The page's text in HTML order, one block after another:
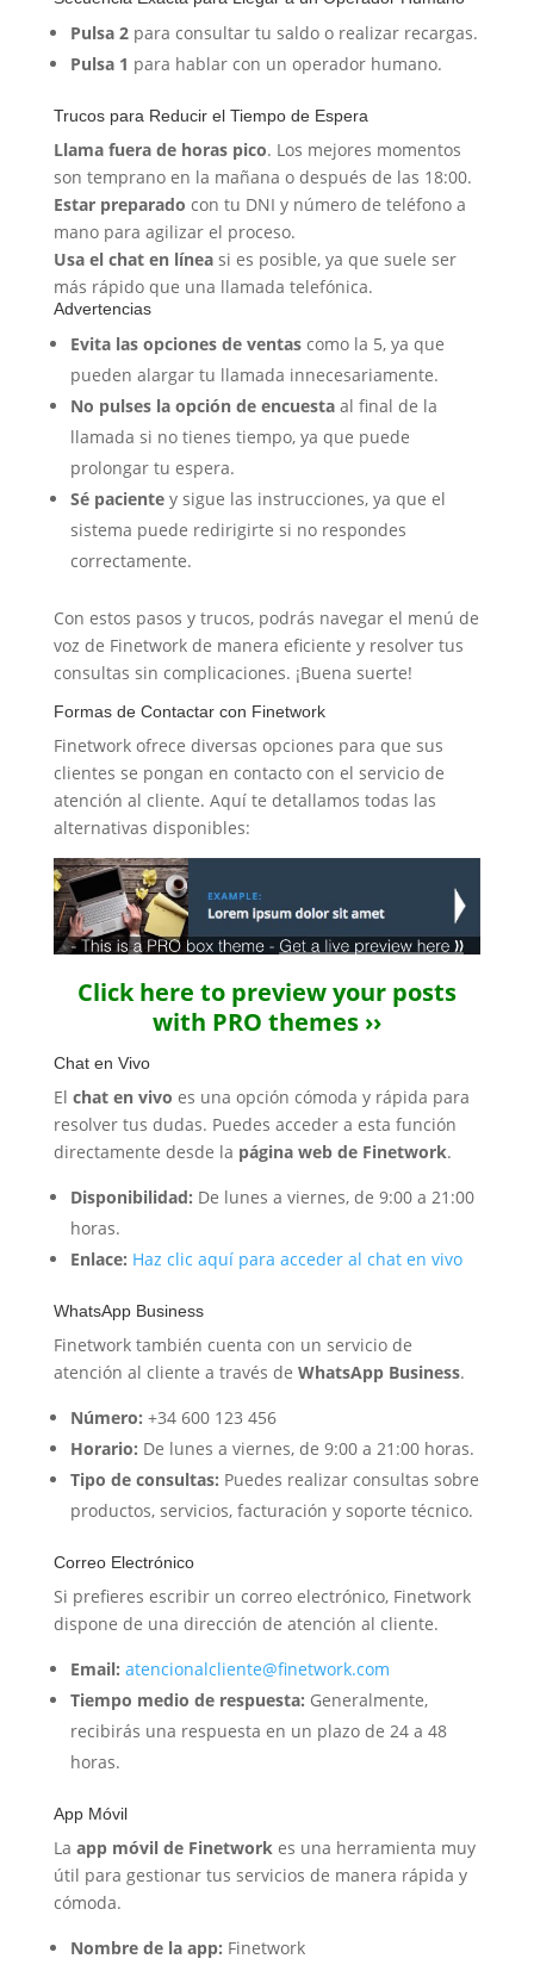
Pulsa 2para consultar tu saldo o realizar recargas.
Pulsa 1 para hablar con un operador humano.
Trucos para Reducir el Tiempo de Espera
Llama fuera de horas pico. Los mejores momentos
son temprano en la mañana o después de las 18:00.
Estar preparado con tu DNI y número de teléfono a
mano para agilizar el proceso.
Usa el chat en líneasi es posible, ya que suele ser
más rápido que una llamada telefónica.
Advertencias
Evita las opciones de ventascomo la 5, ya que
pueden alargar tu llamada innecesariamente.
No pulses la opción de encuestaal final de la
llamada si no tienes tiempo, ya que puede
prolongar tu espera.
Sé pacientey sigue las instrucciones, ya que el
sistema puede redirigirte si no respondes
correctamente.
Con estos pasos y trucos, podrás navegar el menú de
voz de Finetwork de manera eficiente y resolver tus
consultas sin complicaciones. ¡Buena suerte!
Formas de Contactar con Finetwork
Finetwork ofrece diversas opciones para que sus
clientes se pongan en contacto con el servicio de
atención al cliente. Aquí te detallamos todas las
alternativas disponibles:
Click here to preview your posts
with PRO themes ››
Chat en Vivo
El chat en vivo es una opción cómoda y rápida para
resolver tus dudas. Puedes acceder a esta función
directamente desde la página web de Finetwork.
Disponibilidad: De lunes a viernes, de 9:00 a 21:00
horas.
Enlace: Haz clic aquí para acceder al chat en vivo
WhatsApp Business
Finetwork también cuenta con un servicio de
atención al cliente a través de WhatsApp Business.
Número: +34 600 123 456
Horario: De lunes a viernes, de 9:00 a 21:00 horas.
Tipo de consultas: Puedes realizar consultas sobre
productos, servicios, facturación y soporte técnico.
Correo Electrónico
Si prefieres escribir un correo electrónico, Finetwork
dispone de una dirección de atención al cliente.
Email: atencionalcliente@finetwork.com
Tiempo medio de respuesta: Generalmente,
recibirás una respuesta en un plazo de 24 a 48
horas.
App Móvil
La app móvil de Finetworkes una herramienta muy
útil para gestionar tus servicios de manera rápida y
cómoda.
Nombre de la app: Finetwork